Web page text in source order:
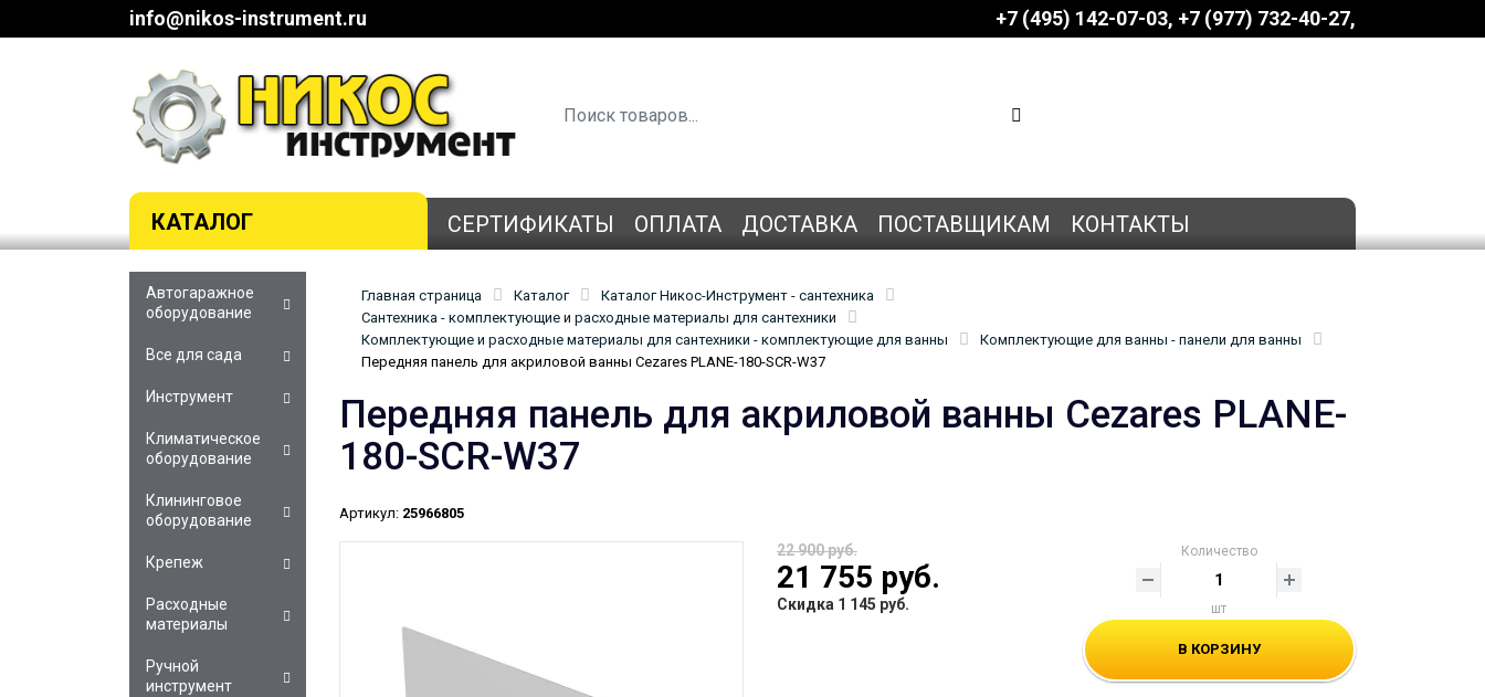
info@nikos-instrument.ru +7 (495) 142-07-03 ‎‎+7 (977) 732-40-27
КАТАЛОГ СЕРТИФИКАТЫ ОПЛАТА ДОСТАВКА ПОСТАВЩИКАМ КОНТАКТЫ
Главная страница Каталог
Каталог Никос-Инструмент - сантехника
Сантехника - комплектующие и расходные материалы для сантехники
Комплектующие и расходные материалы для сантехники - комплектующие для ванны
Комплектующие для ванны - панели для ванны
Передняя панель для акриловой ванны Cezares PLANE-180-SCR-W37
Передняя панель для акриловой ванны Cezares PLANE-
180-SCR-W37
Артикул: 25966805
22 900 руб.
21 755 руб.
Скидка 1 145 руб.
Количество
шт
В КОРЗИНУ
Автогаражное
оборудование
Все для сада
Инструмент
Климатическое
оборудование
Клининговое
оборудование
Крепеж
Расходные
материалы
Ручной
инструмент